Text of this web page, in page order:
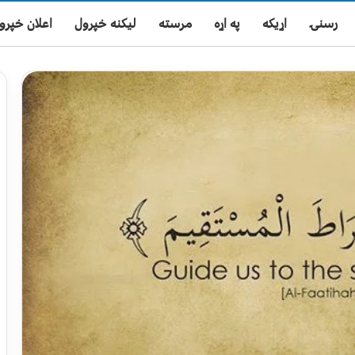
رسنۍ اړیکه په اړه مرسته لیکنه خپرول اعلان